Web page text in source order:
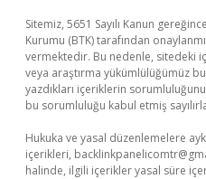
Sitemiz, 5651 Sayılı Kanun
Kurumu (BTK) tarafından
vermektedir. Bu nedenle, sitedeki
veya araştırma yükümlülüğümüz
yazdıkları içeriklerin
bu sorumluluğu kabul etmiş
Hukuka ve yasal düzenlemelere
içerikleri,
halinde, ilgili içerikler yasal süre